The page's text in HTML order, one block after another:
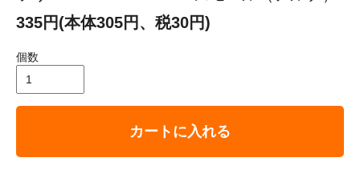
335円(本体305円、税30円)
個数
カートに入れる